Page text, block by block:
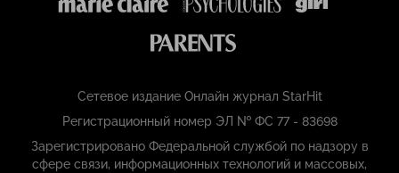
Сетевое издание Онлайн журнал StarHit
Регистрационный номер ЭЛ № ФС 77 - 83698
Зарегистрировано Федеральной службой по надзору в
сфере связи, информационных технологий и массовых,